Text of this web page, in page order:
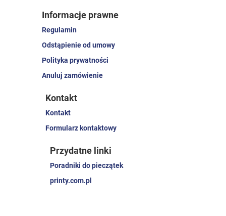
Informacje prawne
Regulamin
Odstąpienie od umowy
Polityka prywatności
Anuluj zamówienie
Kontakt
Kontakt
Formularz kontaktowy
Przydatne linki
Poradniki do pieczątek
printy.com.pl